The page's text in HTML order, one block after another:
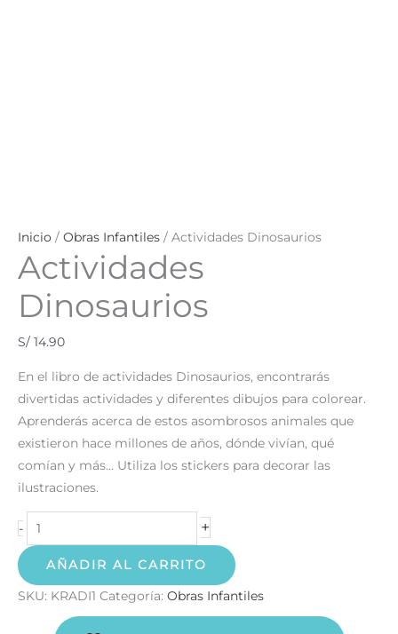
Inicio / Obras Infantiles / Actividades Dinosaurios
Actividades
Dinosaurios
S/ 14.90
En el libro de actividades Dinosaurios, encontrarás
divertidas actividades y diferentes dibujos para colorear.
Aprenderás acerca de estos asombrosos animales que
existieron hace millones de años, dónde vivían, qué
comían y más… Utiliza los stickers para decorar las
ilustraciones.
- +
AÑADIR AL CARRITO
SKU: KRADI1 Categoría: Obras Infantiles